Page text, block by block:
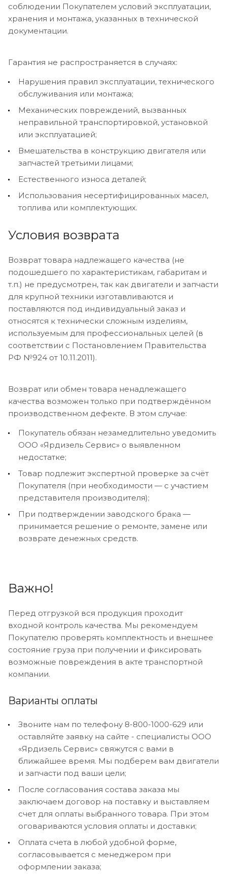
соблюдении Покупателем условий эксплуатации,
хранения и монтажа, указанных в технической
документации.
Гарантия не распространяется в случаях:
Нарушения правил эксплуатации, технического
обслуживания или монтажа;
Механических повреждений, вызванных
неправильной транспортировкой, установкой
или эксплуатацией;
Вмешательства в конструкцию двигателя или
запчастей третьими лицами;
Естественного износа деталей;
Использования несертифицированных масел,
топлива или комплектующих.
Условия возврата
Возврат товара надлежащего качества (не
подошедшего по характеристикам, габаритам и
т.п.) не предусмотрен, так как двигатели и запчасти
для крупной техники изготавливаются и
поставляются под индивидуальный заказ и
относятся к технически сложным изделиям,
используемым для профессиональных целей (в
соответствии с Постановлением Правительства
РФ №924 от 10.11.2011).
Возврат или обмен товара ненадлежащего
качества возможен только при подтверждённом
производственном дефекте. В этом случае:
Покупатель обязан незамедлительно уведомить
ООО «Ярдизель Сервис» о выявленном
недостатке;
Товар подлежит экспертной проверке за счёт
Покупателя (при необходимости — с участием
представителя производителя);
При подтверждении заводского брака —
принимается решение о ремонте, замене или
возврате денежных средств.
Важно!
Перед отгрузкой вся продукция проходит
входной контроль качества. Мы рекомендуем
Покупателю проверять комплектность и внешнее
состояние груза при получении и фиксировать
возможные повреждения в акте транспортной
компании.
Варианты оплаты
Звоните нам по телефону 8-800-1000-629 или
оставляйте заявку на сайте - специалисты ООО
«Ярдизель Сервис» свяжутся с вами в
ближайшее время. Мы подберем вам двигатели
и запчасти под ваши цели;
После согласования состава заказа мы
заключаем договор на поставку и выставляем
счет для оплаты выбранного товара. При этом
оговариваются условия оплаты и доставки;
Оплата счета в любой удобной форме,
согласовывается с менеджером при
оформлении заказа;